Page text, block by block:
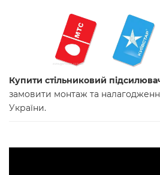
Купити стільниковий
замовити монтаж та
України.